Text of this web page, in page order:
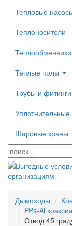
Тепловые
Теплоносители
Теплообменники
Теплые полы
Трубы и фитинги
Шаровые краны
Дымоходы
PPs-Al
Отвод 45